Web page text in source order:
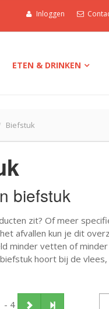
Inloggen
ETEN & DRINKEN
Biefstuk
biefstuk
zit? Of meer
afvallen kun je dit
minder vetten of
hoort bij de
- 4